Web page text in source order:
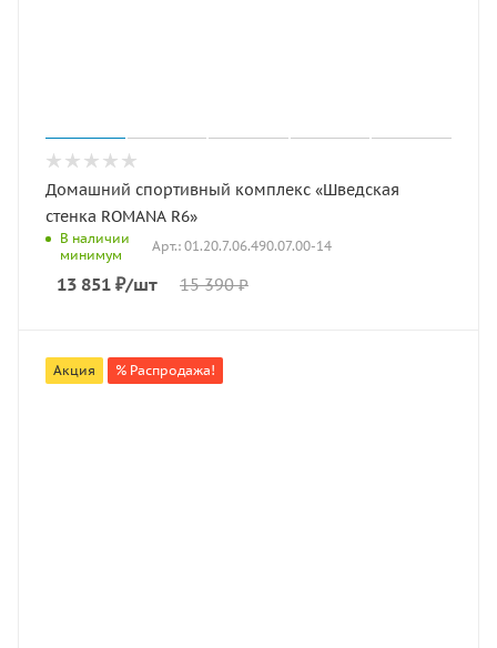
Домашний спортивный комплекс «Шведская
стенка ROMANA R6»
В наличии
минимум
Арт.: 01.20.7.06.490.07.00-14
13 851 ₽/шт 15 390₽
Акция % Распродажа!